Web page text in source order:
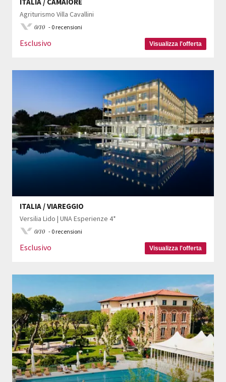
ITALIA / CAMAIORE
Agriturismo Villa Cavallini
0/10 - 0 recensioni
Esclusivo Visualizza l'offerta
ITALIA / VIAREGGIO
Versilia Lido | UNA Esperienze 4*
0/10 - 0 recensioni
Esclusivo Visualizza l'offerta